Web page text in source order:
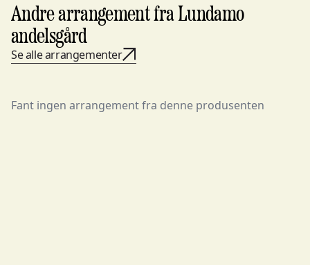
Andre arrangement fra Lundamo
andelsgård
Se alle arrangementer
Fant ingen arrangement fra denne produsenten